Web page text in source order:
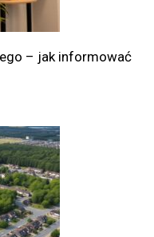
– jak informować